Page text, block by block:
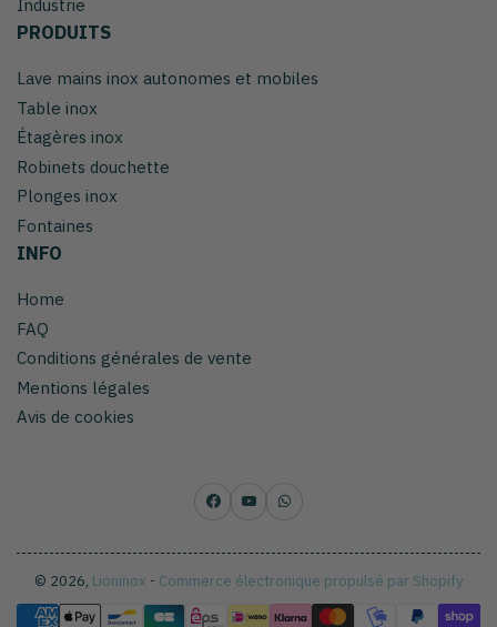
Industrie
PRODUITS
Lave mains inox autonomes et mobiles
Table inox
Étagères inox
Robinets douchette
Plonges inox
Fontaines
INFO
Home
FAQ
Conditions générales de vente
Mentions légales
Avis de cookies
Facebook
YouTubeWhatsApp
© 2026, Lioninox - Commerce électronique propulsé par Shopify
Méthodes